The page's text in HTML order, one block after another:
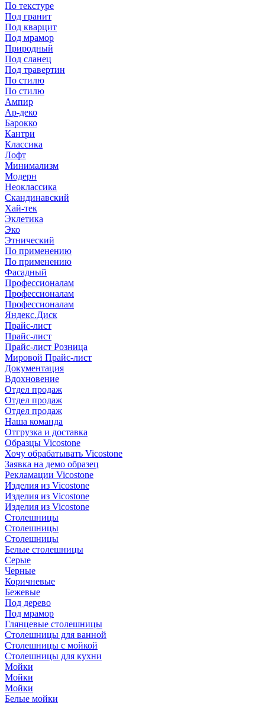
По текстуре
Под гранит
Под кварцит
Под мрамор
Природный
Под сланец
Под травертин
По стилю
По стилю
Ампир
Ар-деко
Барокко
Кантри
Классика
Лофт
Минимализм
Модерн
Неоклассика
Скандинавский
Хай-тек
Эклетика
Эко
Этнический
По применению
По применению
Фасадный
Профессионалам
Профессионалам
Профессионалам
Яндекс.Диск
Прайс-лист
Прайс-лист
Прайс-лист Розница
Мировой Прайс-лист
Документация
Вдохновение
Отдел продаж
Отдел продаж
Отдел продаж
Наша команда
Отгрузка и доставка
Образцы Vicostone
Хочу обрабатывать Vicostone
Заявка на демо образец
Рекламации Vicostone
Изделия из Vicostone
Изделия из Vicostone
Изделия из Vicostone
Столешницы
Столешницы
Столешницы
Белые столешницы
Серые
Черные
Коричневые
Бежевые
Под дерево
Под мрамор
Глянцевые столешницы
Столешницы для ванной
Столешницы с мойкой
Столешницы для кухни
Мойки
Мойки
Мойки
Белые мойки